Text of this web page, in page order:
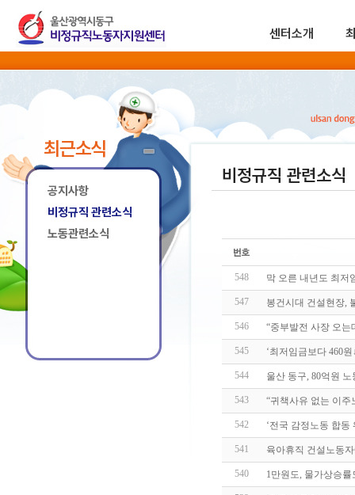
센터소개
최근소식
공지사항
비정규직 관련소식
노동관련소식
비정규직 관련소식
548 막 오른 내년도 최
547 봉건시대 건설현장,
546 “중부발전 사장 오
545 ‘최저임금보다 460
544 울산 동구, 80억원
543 “귀책사유 없는 이
542 ‘전국 감정노동 합
541 육아휴직 건설노동
540 1만원도, 물가상승